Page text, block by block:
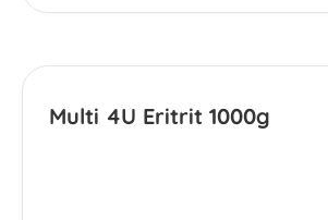
Multi 4U Eritrit 1000g